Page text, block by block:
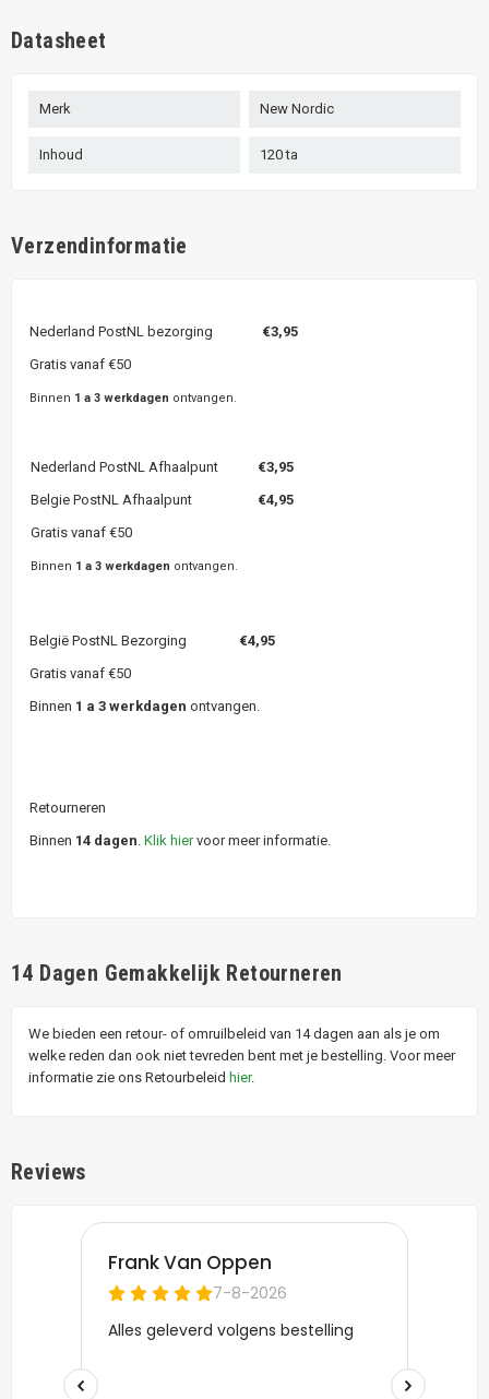
Datasheet
Merk New Nordic
Inhoud 120 ta
Verzendinformatie
Nederland PostNL bezorging €3,95
Gratis vanaf €50
Binnen 1 a 3 werkdagen ontvangen.
Nederland PostNL Afhaalpunt €3,95
Belgie PostNL Afhaalpunt
€4,95
Gratis vanaf €50
Binnen 1 a 3 werkdagen ontvangen.
België PostNL Bezorging €4,95
Gratis vanaf €50
Binnen 1 a 3 werkdagen ontvangen.
Retourneren
Binnen 14 dagen Klik hiervoor meer informatie.
14 Dagen Gemakkelijk Retourneren
We bieden een retour- of omruilbeleid van 14 dagen aan als je om
welke reden dan ook niet tevreden bent met je bestelling. Voor meer
informatie zie ons Retourbeleid hier.
Reviews